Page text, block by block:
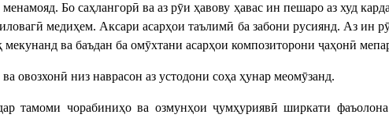
Бо саҳлангорӣ ва аз рӯи ҳавову ҳавас ин пешаро аз худ
медиҳем. Аксари асарҳои таълимӣ ба забони русиянд. Аз ин
ва баъдан ба омӯхтани асарҳои композиторони ҷаҳонӣ
овозхонӣ низ наврасон аз устодони соҳа ҳунар меомӯзанд.
тамоми чорабиниҳо ва озмунҳои ҷумҳуриявӣ ширкати